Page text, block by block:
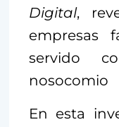
Digital,
empresas
servido
nosocomio
En esta